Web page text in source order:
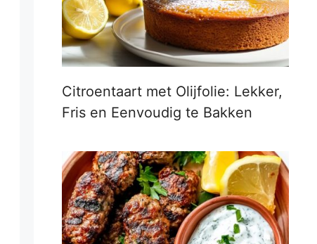
Citroentaart met Olijfolie: Lekker,
Fris en Eenvoudig te Bakken